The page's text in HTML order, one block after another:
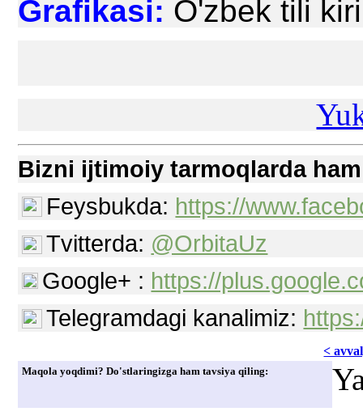
Grafikasi: O'zbek tili
Bizni ijtimoiy tarmoqlarda
Feysbukda: https://
Tvitterda: @OrbitaUz
Google+ : https://
Telegramdagi kanalimiz:
<
Maqola yoqdimi? Do'stlaringizga ham tavsiya qiling: